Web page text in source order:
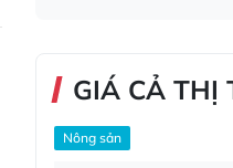
GIÁ CẢ THỊ
Nông sản